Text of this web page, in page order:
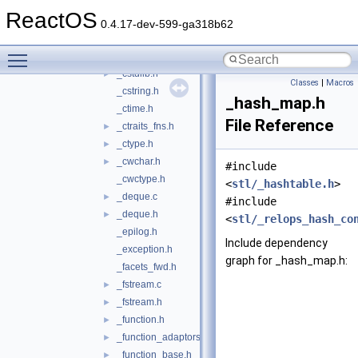
ReactOS 0.4.17-dev-599-ga318b62
_cstdarg.h
► _cstdlib.h
_cstring.h
_ctime.h
► _ctraits_fns.h
► _ctype.h
►
_cwchar.h
_cwctype.h
► _deque.c
►
_deque.h
_epilog.h
_exception.h
_facets_fwd.h
► _fstream.c
► _fstream.h
► _function.h
► _function_adaptors.h
► _function_base.h
Classes | Macros
_hash_map.h
File Reference
#include
<stl/_hashtable.h>
#include
<stl/
Include dependency
graph for _hash_map.h: